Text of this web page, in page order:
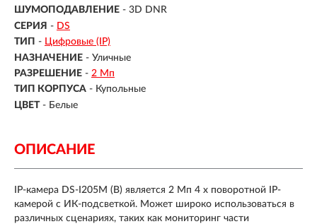
ШУМОПОДАВЛЕНИЕ - 3D DNR
СЕРИЯ - DS
ТИП - Цифровые (IP)
НАЗНАЧЕНИЕ - Уличные
РАЗРЕШЕНИЕ - 2 Мп
ТИП КОРПУСА - Купольные
ЦВЕТ - Белые
ОПИСАНИЕ
IP-камера DS-I205M (B) является 2 Мп 4 х поворотной IP-
камерой с ИК-подсветкой. Может широко использоваться в
различных сценариях, таких как мониторинг части